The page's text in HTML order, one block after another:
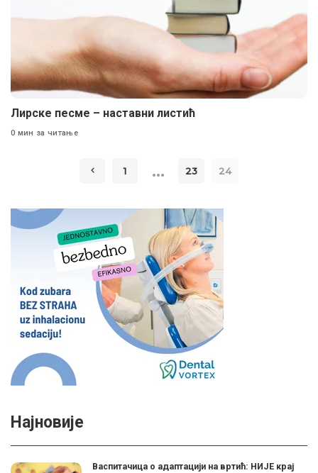
Лирске песме – наставни листић
0 мин за читање
1 … 23 24
Најновије
Васпитачица о адаптацији на вртић: НИЈЕ крај